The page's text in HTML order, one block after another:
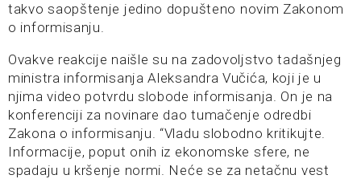
takvo saopštenje jedino dopušteno novim Zakonom
o informisanju.
Ovakve reakcije naišle su na zadovoljstvo tadašnjeg
ministra informisanja Aleksandra Vučića, koji je u
njima video potvrdu slobode informisanja. On je na
konferenciji za novinare dao tumačenje odredbi
Zakona o informisanju. “Vladu slobodno kritikujte.
Informacije, poput onih iz ekonomske sfere, ne
spadaju u kršenje normi. Neće se za netačnu vest